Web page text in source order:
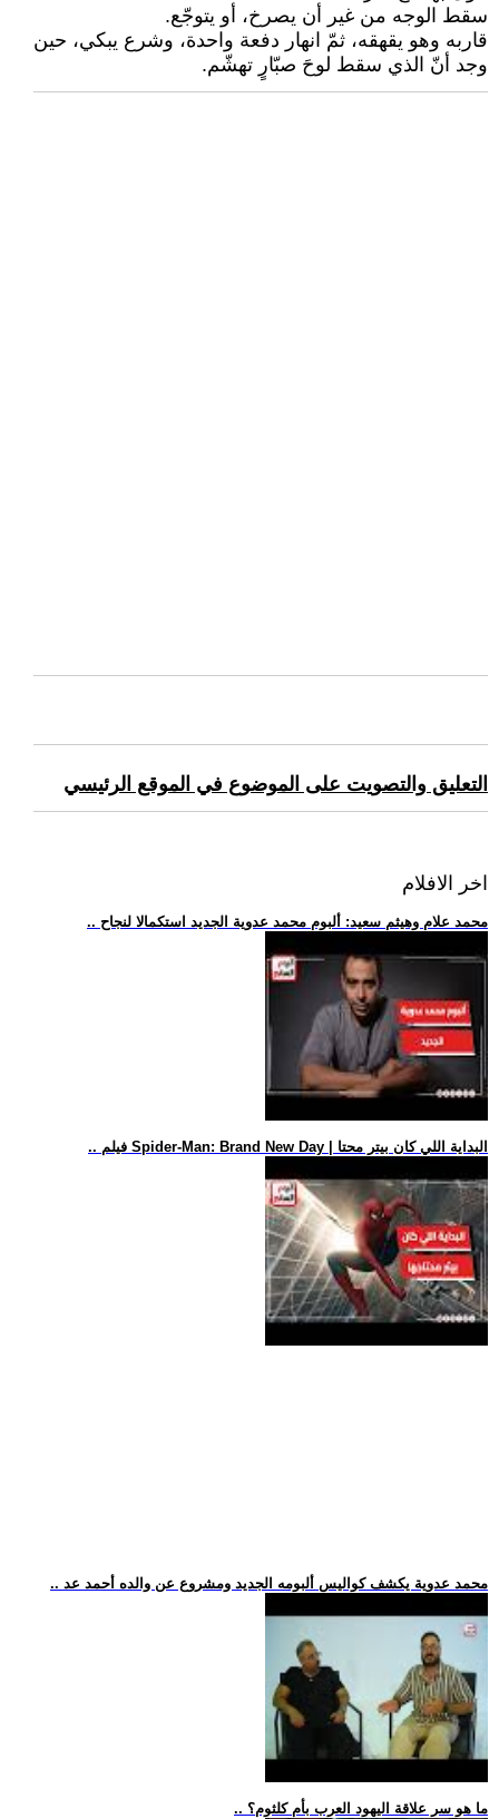
سقط الوجه من غير أن يصرخ، أو يتوجّع.
قاربه وهو يقهقه، ثمّ انهار دفعة واحدة، وشرع يبكي، حين
وجد أنّ الذي سقط لوحَ صبّارٍ تهشّم.
التعليق والتصويت على الموضوع في الموقع الرئيسي
اخر الافلام
.. محمد علام وهيثم سعيد: ألبوم محمد عدوية الجديد استكمالا لنجاح
.. فيلم Spider-Man: Brand New Day | البداية اللي كان بيتر محتا
.. محمد عدوية يكشف كواليس ألبومه الجديد ومشروع عن والده أحمد عد
.. ما هو سر علاقة اليهود العرب بأم كلثوم؟